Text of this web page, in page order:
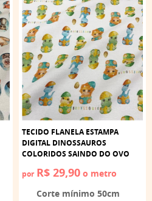
TECIDO FLANELA ESTAMPA
DIGITAL DINOSSAUROS
COLORIDOS SAINDO DO OVO
por R$ 29,90 o metro
Corte mínimo 50cm